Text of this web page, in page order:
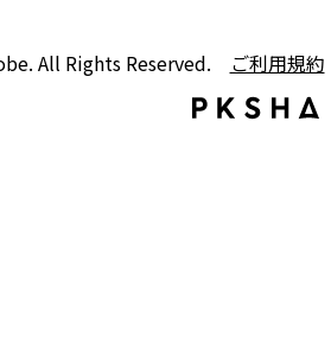
All Rights Reserved. ご利用規約